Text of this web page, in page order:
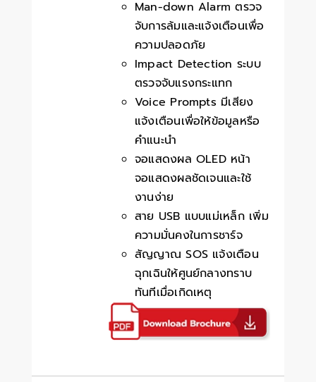
Man-down Alarm ตรวจ
จับการล้มและแจ้งเตือนเพื่อ
ความปลอดภัย
Impact Detection ระบบ
ตรวจจับแรงกระแทก
Voice Prompts มีเสียง
แจ้งเตือนเพื่อให้ข้อมูลหรือ
คำแนะนำ
จอแสดงผล OLED หน้า
จอแสดงผลชัดเจนและใช้
งานง่าย
สาย USB แบบแม่เหล็ก เพิ่ม
ความมั่นคงในการชาร์จ
สัญญาณ SOS แจ้งเตือน
ฉุกเฉินให้ศูนย์กลางทราบ
ทันทีเมื่อเกิดเหตุ